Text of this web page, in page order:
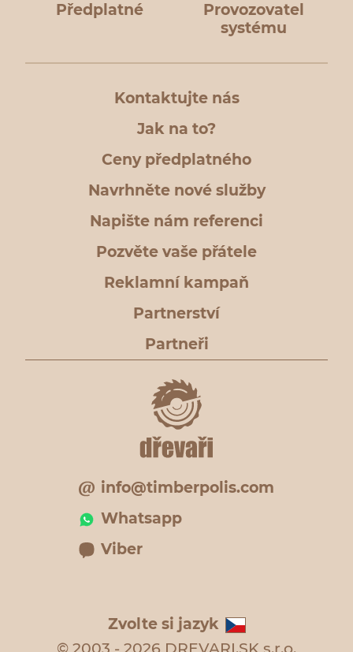
Předplatné
Provozovatel
systému
Kontaktujte nás
Jak na to?
Ceny předplatného
Navrhněte nové služby
Napište nám referenci
Pozvěte vaše přátele
Reklamní kampaň
Partnerství
Partneři
info@timberpolis.com
Whatsapp
Viber
Zvolte si jazyk